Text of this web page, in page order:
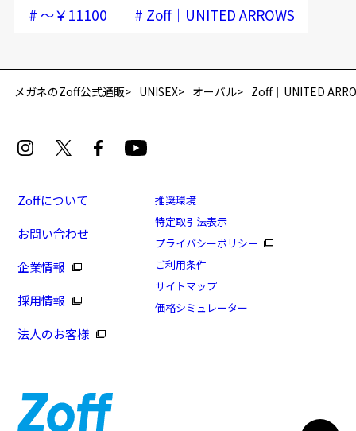
# ～￥11100 # Zoff｜UNITED ARROWS
メガネのZoff公式通販 UNISEX オーバル Zoff｜UNITED
Zoffについて
お問い合わせ
企業情報
採用情報
法人のお客様
推奨環境
特定取引法表示
プライバシーポリシー
ご利用条件
サイトマップ
価格シミュレーター